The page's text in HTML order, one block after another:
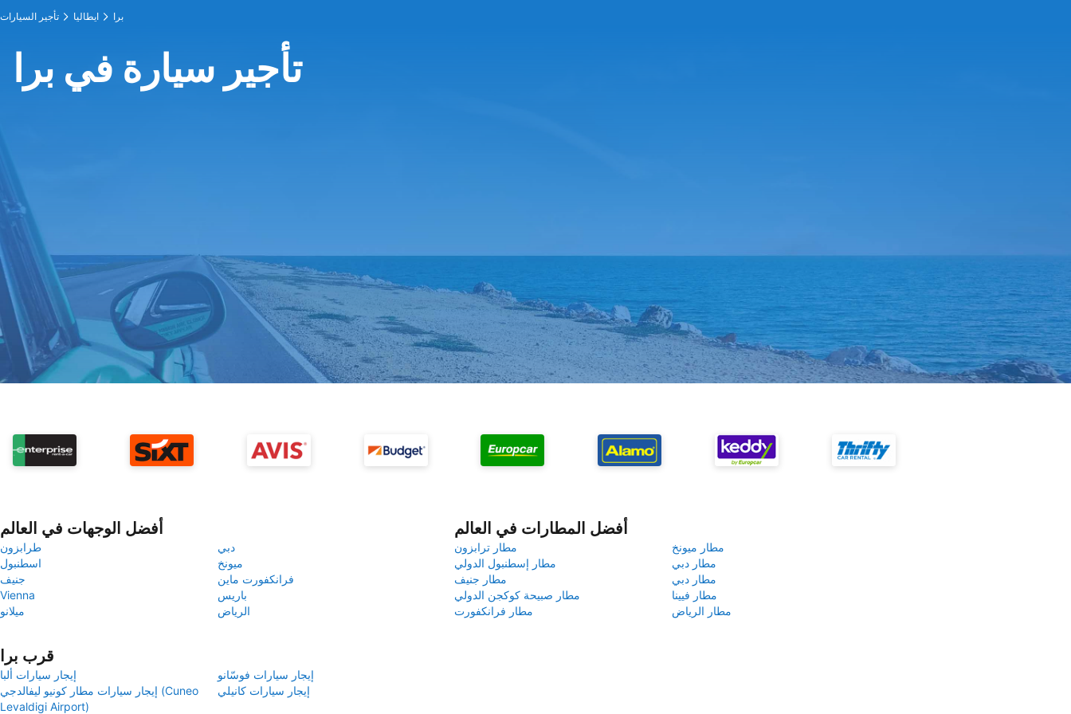
تأجير السيارات ايطاليا برا
تأجير سيارة في برا
أفضل الوجهات في العالم
طرابزون
دبي
اسطنبول
ميونخ
جنيف
فرانكفورت ماين
Vienna
باريس
ميلانو
الرياض
أفضل المطارات في العالم
مطار ترابزون
مطار ميونخ
مطار إسطنبول الدولي
مطار دبي
مطار جنيف
مطار دبي
مطار صبيحة كوكجن الدولي
مطار فيينا
مطار فرانكفورت
مطار الرياض
قرب برا
إيجار سيارات ألبا
إيجار سيارات فوسّانو
إيجار سيارات مطار كونيو ليفالدجي (Cuneo
Levaldigi Airport)
إيجار سيارات كانيلي